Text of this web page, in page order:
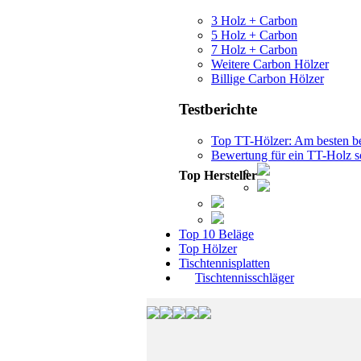
3 Holz + Carbon
5 Holz + Carbon
7 Holz + Carbon
Weitere Carbon Hölzer
Billige Carbon Hölzer
Testberichte
Top TT-Hölzer: Am besten
Bewertung für ein TT-Holz
Top Hersteller
Top 10 Beläge
Top Hölzer
Tischtennisplatten
Tischtennisschläger